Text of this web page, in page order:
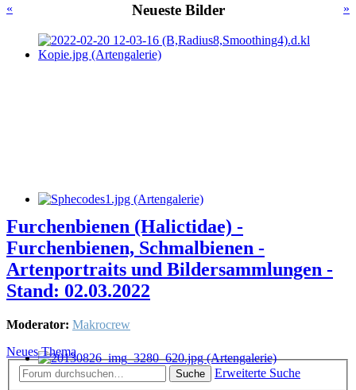
«
»
Neueste Bilder
Furchenbienen (Halictidae) -
Furchenbienen, Schmalbienen -
Artenportraits und Bildersammlungen -
Stand: 02.03.2022
Moderator: Makrocrew
Neues Thema
Suche
Erweiterte Suche